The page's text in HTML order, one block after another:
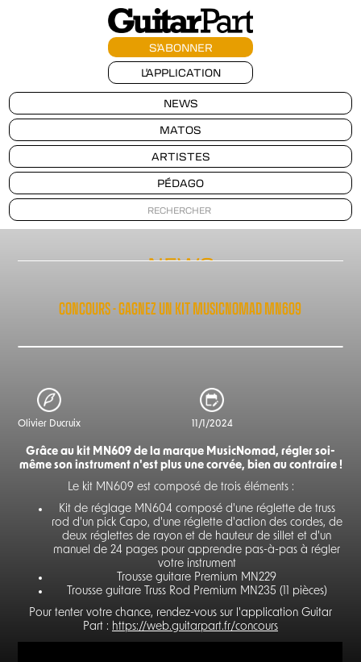
S'ABONNER
L'APPLICATION
NEWS
MATOS
ARTISTES
PÉDAGO
NEWS
CONCOURS - GAGNEZ UN KIT MUSICNOMAD MN609
Olivier Ducruix 11/1/2024
Grâce au kit MN609 de la marque MusicNomad, régler soi-
même son instrument n'est plus une corvée, bien au contraire !
Le kit MN609 est composé de trois éléments :
Kit de réglage MN604 composé d'une réglette de truss
rod d'un pick Capo, d'une réglette d'action des cordes, de
deux réglettes de rayon et de hauteur de sillet et d'un
manuel de 24 pages pour apprendre pas-à-pas à régler
votre instrument
Trousse guitare Premium MN229
Trousse guitare Truss Rod Premium MN235 (11 pièces)
Pour tenter votre chance, rendez-vous sur l'application Guitar
Part : https://web.guitarpart.fr/concours